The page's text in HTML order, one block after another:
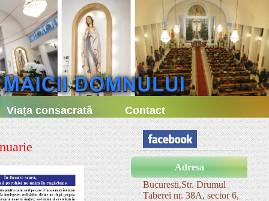
Viața consacrată Contact
Adresa
Bucuresti,Str. Drumul
Taberei nr. 38A, sector 6,